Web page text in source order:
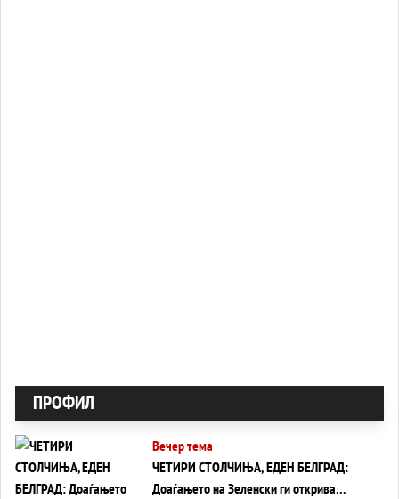
ПРОФИЛ
Вечер тема
ЧЕТИРИ СТОЛЧИЊА, ЕДЕН БЕЛГРАД:
Доаѓањето на Зеленски ги открива